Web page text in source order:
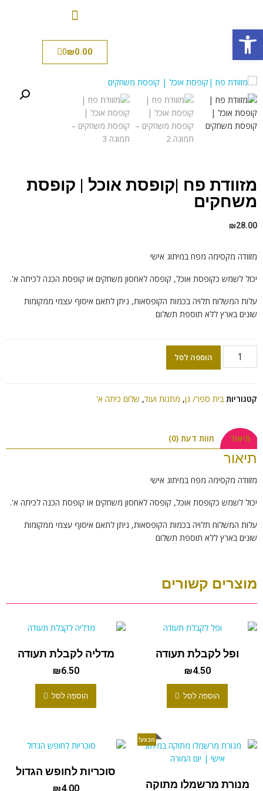
פתח סרגל נגישות
₪0.00
0
מזוודת פח |קופסת אוכל | קופסת
משחקים
₪28.00
מזוודה מקסימה מפח במיתוג אישי
יכול לשמש כקופסת אוכל, קופסה לאחסון משחקים או קופסת הכנה לכיתה א'.
עלות המשלוח תלויה בכמות הקופסאות, ניתן לתאם איסוף עצמי ממקומות
שונים בארץ ללא תוספת תשלום
הוספה לסל
קטגוריות בית ספר/ גן, מתנות ועוד, שלום כיתה א'
תיאור חוות דעת (0)
תיאור
מזוודה מקסימה מפח במיתוג אישי
יכול לשמש כקופסת אוכל, קופסה לאחסון משחקים או קופסת הכנה לכיתה א'.
עלות המשלוח תלויה בכמות הקופסאות, ניתן לתאם איסוף עצמי ממקומות
שונים בארץ ללא תוספת תשלום
מוצרים קשורים
ופל לקבלת תעודה
₪4.50
הוספה לסל
מדליה לקבלת תעודה
₪6.50
הוספה לסל
מבצע!
מנורת מרשמלו מתוקה
סוכריות לחופש הגדול
₪4.00